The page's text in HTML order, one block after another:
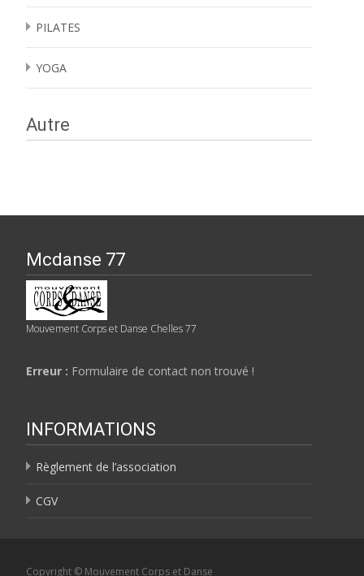
PILATES
YOGA
Autre
Mcdanse 77
Mouvement Corps et Danse Chelles 77
Erreur : Formulaire de contact non trouvé !
INFORMATIONS
Règlement de l’association
CGV
Copyright © Mouvement Corps et Danse